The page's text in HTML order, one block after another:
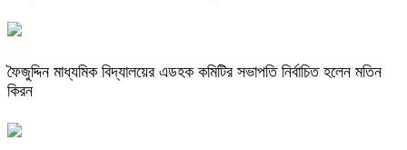
ফৈজুদ্দিন মাধ্যমিক বিদ্যালয়ের এডহক কমিটির সভাপতি নির্বাচিত হলেন মতিন
কিরন